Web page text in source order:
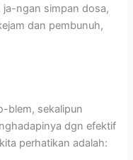
ja-ngan simpan dosa,
dan pembunuh,
blem, sekalipun
dgn efektif
perhatikan adalah: